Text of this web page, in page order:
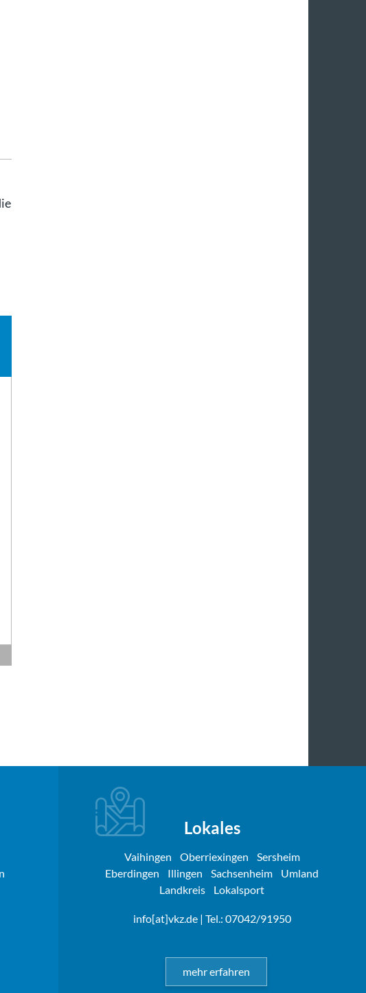
Lokales
Vaihingen Oberriexingen
Sersheim
Eberdingen
Illingen Sachsenheim
Umland
Landkreis
Lokalsport
info[at]vkz.de| Tel.: 07042/91950
mehr erfahren